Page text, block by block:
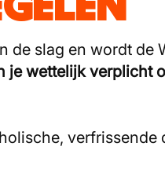
de slag en wordt de
je wettelijk verplicht
verfrissende